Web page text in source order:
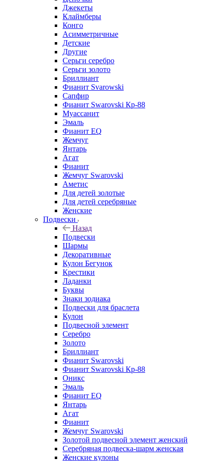
Джекеты
Клаймберы
Конго
Асимметричные
Детские
Другие
Серьги серебро
Серьги золото
Бриллиант
Фианит Svarowski
Сапфир
Фианит Swarovski Кр-88
Муассанит
Эмаль
Фианит EQ
Жемчуг
Янтарь
Агат
Фианит
Жемчуг Swarovski
Аметис
Для детей золотые
Для детей серебряные
Женские
Подвески
Назад
Подвески
Шармы
Декоративные
Кулон Бегунок
Крестики
Ладанки
Буквы
Знаки зодиака
Подвески для браслета
Кулон
Подвесной элемент
Серебро
Золото
Бриллиант
Фианит Swarovski
Фианит Swarovski Кр-88
Оникс
Эмаль
Фианит EQ
Янтарь
Агат
Фианит
Жемчуг Swarovski
Золотой подвесной элемент женcкий
Серебряная подвеска-шарм женская
Женские кулоны